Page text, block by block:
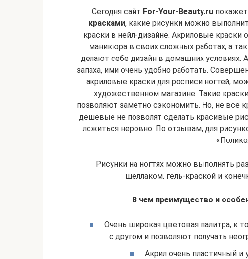
Сегодня сайт For-Your-Beauty.ruпокажет
красками, какие рисунки можно
краски в нейл-дизайне. Акриловые краски
маникюра в своих сложных работах, а
делают себе дизайн в домашних условиях.
запаха, ими очень удобно работать.
акриловые краски для росписи ногтей,
художественном магазине. Такие
позволяют заметно сэкономить. Но, не все
дешевые не позволят сделать красивые
ложиться неровно. По отзывам, для
Рисунки на ногтях можно выполнять
шеллаком, гель-краской и
В чем преимущество и
Очень широкая цветовая палитра, к
с другом и позволяют получать
Акрил очень пластичный и